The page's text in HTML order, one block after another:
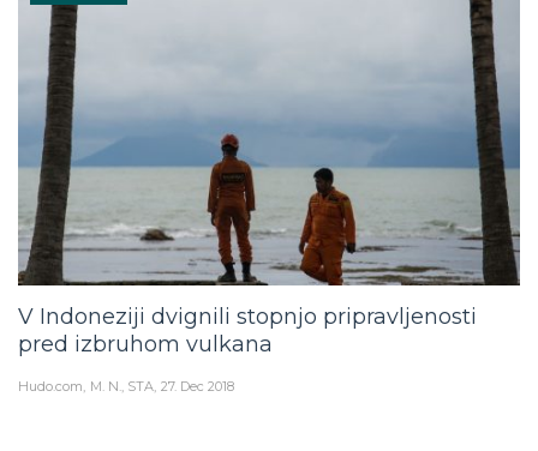
V Indoneziji dvignili stopnjo pripravljenosti
pred izbruhom vulkana
Hudo.com M. N., STA 27. Dec 2018